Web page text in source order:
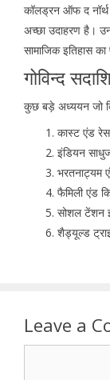
कॉलड्रन ऑफ द नॉर्थ
अच्छा उदाहरण है।
सामाजिक इतिहास का
गोविन्द
कुछ बड़े अध्ययन जो
कास्ट एंड
इंडियन
भरतनाट्यम
फैमिली एंड
सोशल टेंशन
शैड्यूल्ड
Leave a